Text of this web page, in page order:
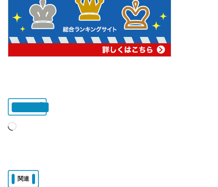
読
み
中…
関連